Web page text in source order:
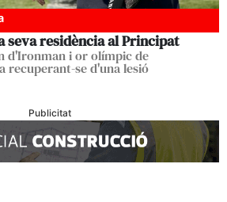
seva residència al Principat
d'Ironman i or olímpic de
recuperant-se d'una lesió
Publicitat